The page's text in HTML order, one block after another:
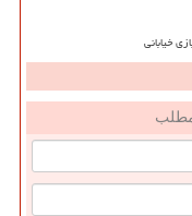
خیابانی